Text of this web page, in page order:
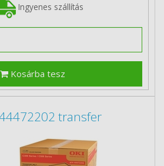
Ingyenes szállítás
Kosárba tesz
transfer